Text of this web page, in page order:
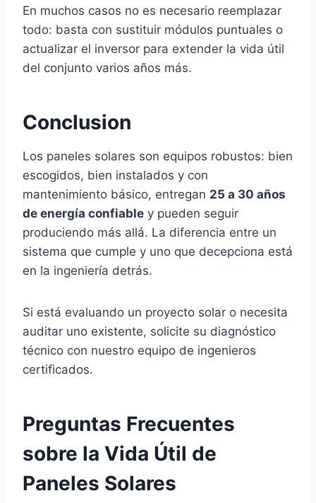
En muchos casos no es necesario reemplazar
todo: basta con sustituir módulos puntuales o
actualizar el inversor para extender la vida útil
del conjunto varios años más.
Conclusion
Los paneles solares son equipos robustos: bien
escogidos, bien instalados y con
mantenimiento básico, entregan 25 a 30 años
de energía confiable y pueden seguir
produciendo más allá. La diferencia entre un
sistema que cumple y uno que decepciona está
en la ingeniería detrás.
Si está evaluando un proyecto solar o necesita
auditar uno existente, solicite su diagnóstico
técnico con nuestro equipo de ingenieros
certificados.
Preguntas Frecuentes
sobre la Vida Útil de
Paneles Solares